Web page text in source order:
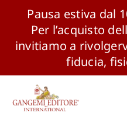
Pausa estiva dal
Per l’acquisto
invitiamo a
fiducia,
contenuto